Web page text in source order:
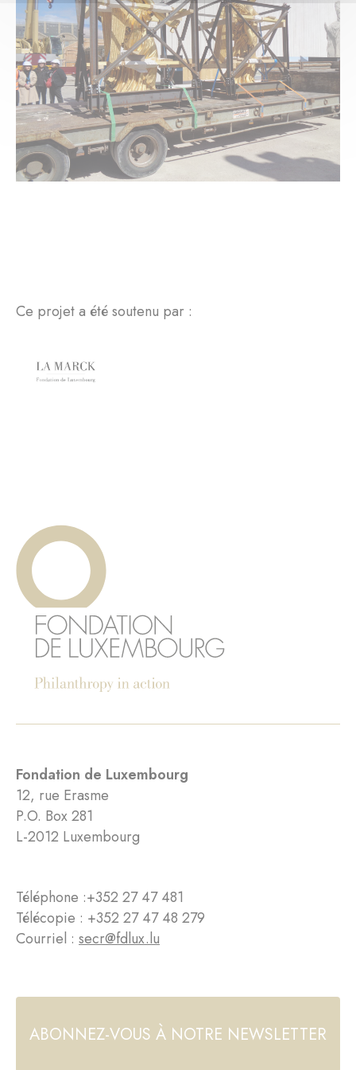
Ce projet a été soutenu par :
Fondation de Luxembourg
12, rue Erasme
P.O. Box 281
L-2012 Luxembourg
Téléphone :+352 27 47 481
Télécopie : +352 27 47 48 279
Courriel : secr@fdlux.lu
ABONNEZ-VOUS À NOTRE NEWSLETTER